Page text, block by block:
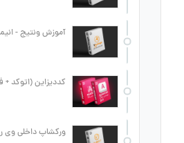
آموزش ونتیج -
کددیزاین (اتوکد +
ورکشاپ داخلی وی ری 7 + هوش